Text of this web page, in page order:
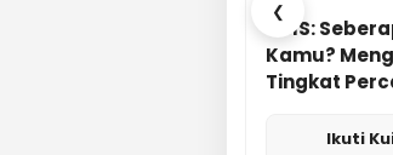
❮
KUIS:
Kamu?
Tingkat
Ikuti